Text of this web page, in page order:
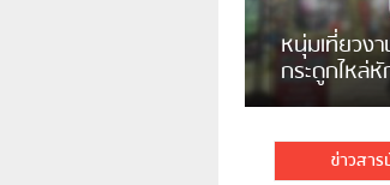
ชาวเน็ตส
พอไม่ซื้อเ
มีชาวเน็ตรา
ข่าวสาร